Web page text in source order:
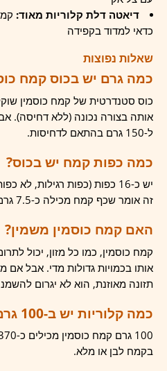
דיאטה דלת קלוריות מאוד:
כדאי למדוד בקפידה
שאלות נפוצות
כמה גרם יש בכוס קמח
ל-150 גרם בהתאם לדחיסות.
כמה כפות קמח יש בכוס?
יש כ-16 כפות (כפות רגילות,
זה אומר שכף קמח מכילה כ-7.5 גרם, או כ-27 קלוריות.
האם קמח כוסמין משמין?
קמח כוסמין, כמו כל מזון, יכול
אותו בכמויות גדולות מדי. אבל
תזונה מאוזנת, הוא לא יגרום
כמה קלוריות יש ב-100 גרם קמח כוסמין?
בקמח לבן או מלא.